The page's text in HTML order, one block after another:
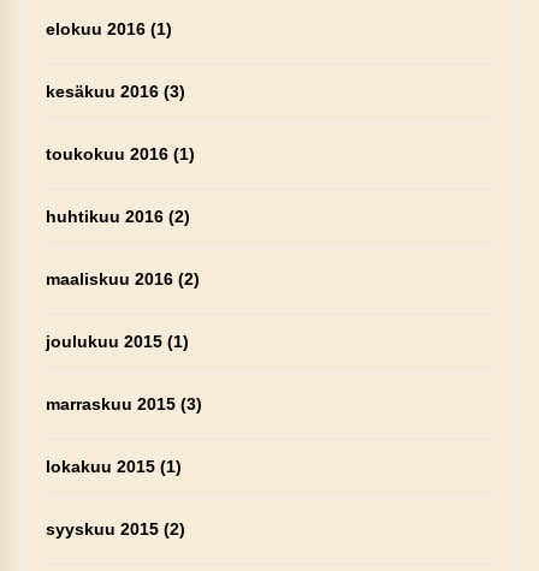
elokuu 2016(1)
kesäkuu 2016(3)
toukokuu 2016(1)
huhtikuu 2016(2)
maaliskuu 2016(2)
joulukuu 2015(1)
marraskuu 2015(3)
lokakuu 2015(1)
syyskuu 2015(2)